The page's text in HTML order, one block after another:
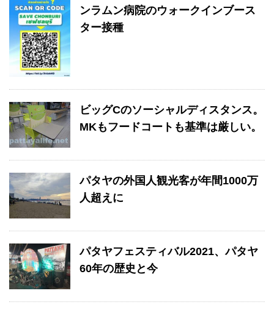
ンラムン病院のウォークインブース
ター接種
ビッグCのソーシャルディスタンス。
MKもフードコートも基準は厳しい。
パタヤの外国人観光客が年間1000万
人超えに
パタヤフェスティバル2021、パタヤ
60年の歴史と今